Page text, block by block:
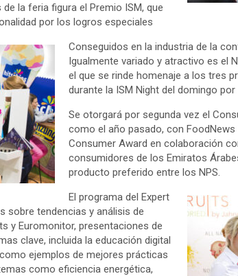
la feria figura el Premio ISM, que
por los logros especiales
Conseguidos en la industria de la
Igualmente variado y atractivo es el
el que se rinde homenaje a los tres
durante la ISM Night del domingo por
Se otorgará por segunda vez el
como el año pasado, con FoodNews
Consumer Award en colaboración
consumidores de los Emiratos
producto preferido entre los NPS.
El programa del Expert
sobre tendencias y análisis de
y Euromonitor, presentaciones de
clave, incluida la educación digital
ejemplos de mejores prácticas
como eficiencia energética,